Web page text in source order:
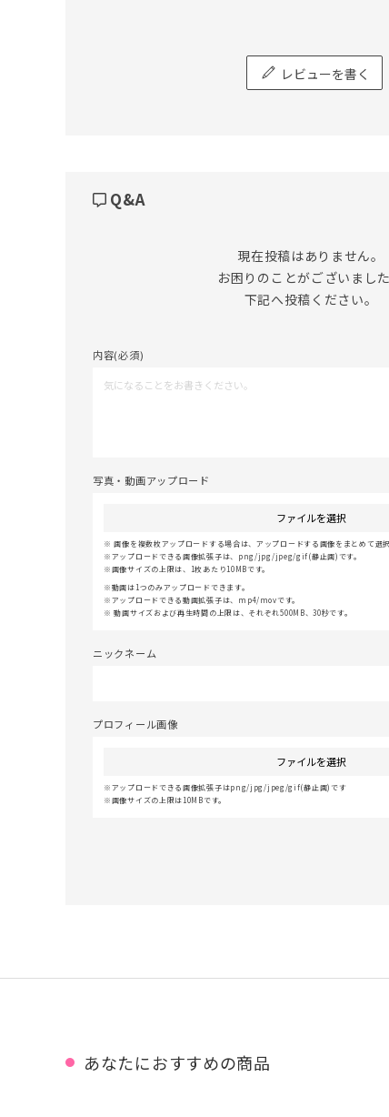
レビューを書く
Q&A
現在投稿はありません。
お困りのことがございまし
下記へ投稿ください。
内容(必須)
写真・動画アップロード
ファイルを選択
画像を複数枚アップロードする場合は、アップロードする画像をまとめて選
アップロードできる画像拡張子は、png/jpg/jpeg/gif(静止画)です。
画像サイズの上限は、1枚あたり10MBです。
動画は1つのみアップロードできます。
アップロードできる動画拡張子は、mp4/movです。
動画サイズおよび再生時間の上限は、それぞれ500MB、30秒です。
ニックネーム
プロフィール画像
ファイルを選択
アップロードできる画像拡張子はpng/jpg/jpeg/gif(静止画)です
画像サイズの上限は10MBです。
あなたにおすすめの商品